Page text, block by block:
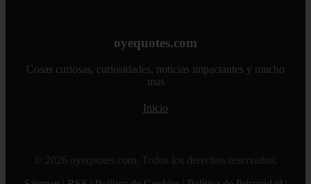
oyequotes.com
Cosas curiosas, curiosidades, noticias impactantes y mucho
mas
Inicio
© 2026 oyequotes.com. Todos los derechos reservados.